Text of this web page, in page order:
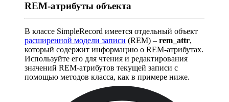
REM-атрибуты объекта
В классе SimpleRecord имеется отдельный объект
расширенной модели записи (REM) – rem_attr,
который содержит информацию о REM-атрибутах.
Используйте его для чтения и редактирования
значений REM-атрибутов текущей записи с
помощью методов класса, как в примере ниже.